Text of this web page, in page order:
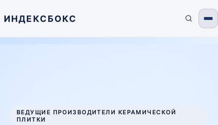
ИНДЕКСБОКС
ВЕДУЩИЕ ПРОИЗВОДИТЕЛИ КЕРАМИЧЕСКОЙ
ПЛИТКИ